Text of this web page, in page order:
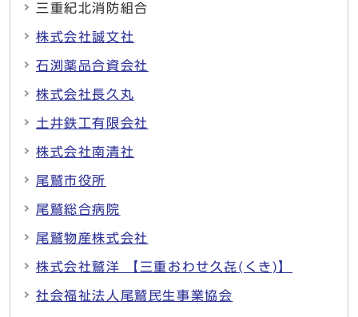
三重紀北消防組合
株式会社誠文社
石渕薬品合資会社
株式会社長久丸
土井鉄工有限会社
株式会社南清社
尾鷲市役所
尾鷲総合病院
尾鷲物産株式会社
株式会社鷲洋 【三重おわせ久㐂(くき)】
社会福祉法人尾鷲民生事業協会